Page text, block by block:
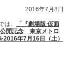
2016年7月8日
、 「『劇場版 仮面
開記念 東京メトロ
2016年7月 16 日（土）